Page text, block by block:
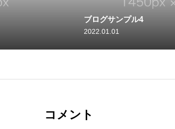
ブログサンプル3
2022.01.01
コメント